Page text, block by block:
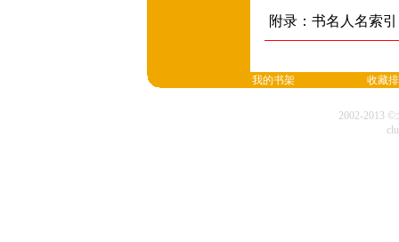
附录：书名人名索引
我的书架 收藏
2002-2013